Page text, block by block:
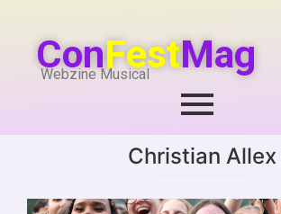
ConFestMag
Webzine Musical
Christian Allex